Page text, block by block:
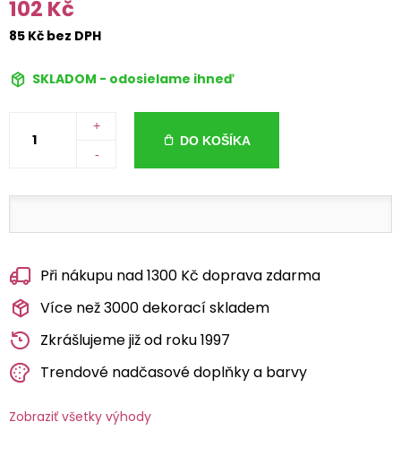
102 Kč
85 Kč bez DPH
SKLADOM - odosielame ihneď
+
-
DO KOŠÍKA
Při nákupu nad 1300 Kč doprava zdarma
Více než 3000 dekorací skladem
Zkrášlujeme již od roku 1997
Trendové nadčasové doplňky a barvy
Zobraziť všetky výhody